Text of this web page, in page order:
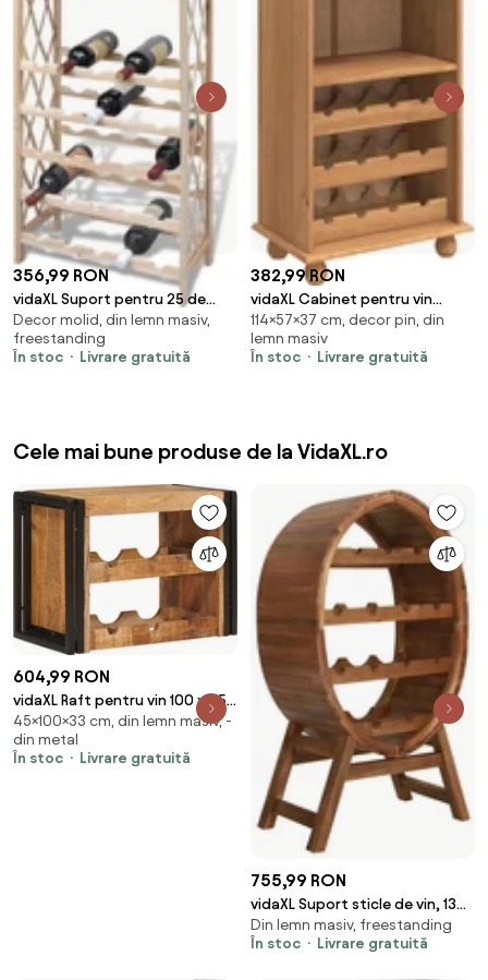
356,99 RON
vidaXL Suport pentru 25 de
sticle de vin, lemn masiv de
brad
Decor molid, din lemn masiv,
freestanding
În stoc
Livrare gratuită
382,99 RON
vidaXL Cabinet pentru vin
ASKIM Ceară de Miere 57 x 37 x
114 cm
114×57×37 cm, decor pin, din
lemn masiv
În stoc
Livrare gratuită
Cele mai bune produse de la VidaXL.ro
604,99 RON
vidaXL Raft pentru vin 100 x 45 x
33 cm Lemn de Mango Solid și
Şlefuit
45×100×33 cm, din lemn masiv, -
din metal
În stoc
Livrare gratuită
755,99 RON
vidaXL Suport sticle de vin, 13
sticle, lemn masiv de acacia
Din lemn masiv, freestanding
În stoc
Livrare gratuită